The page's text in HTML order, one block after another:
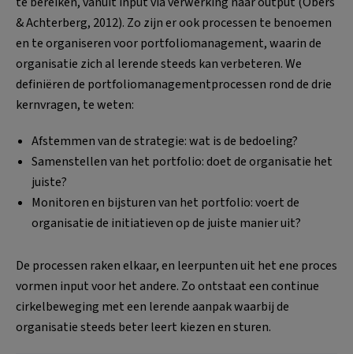
& Achterberg, 2012). Zo zijn er ook processen te benoemen
en te organiseren voor portfoliomanagement, waarin de
organisatie zich al lerende steeds kan verbeteren. We
definiëren de portfoliomanagementprocessen rond de drie
kernvragen, te weten:
Afstemmen van de strategie: wat is de bedoeling?
Samenstellen van het portfolio: doet de organisatie het
juiste?
Monitoren en bijsturen van het portfolio: voert de
organisatie de initiatieven op de juiste manier uit?
De processen raken elkaar, en leerpunten uit het ene proces
vormen input voor het andere. Zo ontstaat een continue
cirkelbeweging met een lerende aanpak waarbij de
organisatie steeds beter leert kiezen en sturen.